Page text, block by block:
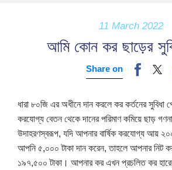
11 March 2022
আমি কোন কর ছাড়ের
Share on
ধারা ৮০জি এর অধীনে দান করলে কর কর্তনের সুবিধা
করযোগ্য বেতন থেকে দানের পরিমাণ কমিয়ে ছাড়
উদাহরণস্বরূপ, যদি আপনার বার্ষিক করযোগ্য আয়
আপনি ৫,০০০ টাকা দান করেন, তাহলে আপনার নিট
১৯৭,৫০০ টাকা। আপনার কর এখন প্রচলিত কর